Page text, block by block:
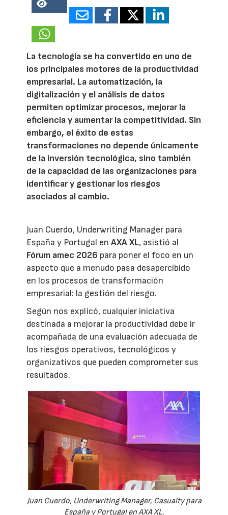
16686
La tecnología se ha convertido en uno de
los principales motores de la productividad
empresarial. La automatización, la
digitalización y el análisis de datos
permiten optimizar procesos, mejorar la
eficiencia y aumentar la competitividad. Sin
embargo, el éxito de estas
transformaciones no depende únicamente
de la inversión tecnológica, sino también
de la capacidad de las organizaciones para
identificar y gestionar los riesgos
asociados al cambio.
Juan Cuerdo, Underwriting Manager para
España y Portugal enAXA XL, asistió al
Fórum amec 2026 para poner el foco en un
aspecto que a menudo pasa desapercibido
en los procesos de transformación
empresarial: la gestión del riesgo.
Según nos explicó, cualquier iniciativa
destinada a mejorar la productividad debe ir
acompañada de una evaluación adecuada de
los riesgos operativos, tecnológicos y
organizativos que pueden comprometer sus
resultados.
Juan Cuerdo, Underwriting Manager, Casualty para
España y Portugal en AXA XL.